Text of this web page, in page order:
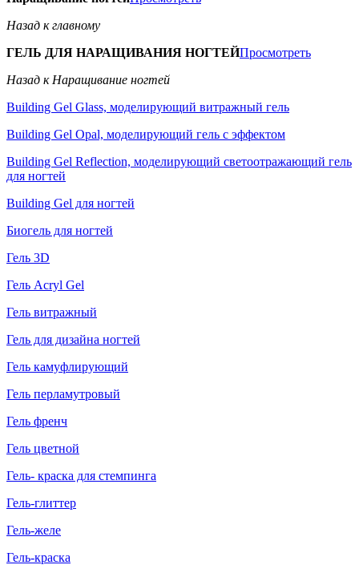
Назад к главному
ГЕЛЬ ДЛЯ НАРАЩИВАНИЯ НОГТЕЙПросмотреть
Назад к Наращивание ногтей
Building Gel Glass, моделирующий витражный гель
Building Gel Opal, моделирующий гель с эффектом
Building Gel Reflection, моделирующий светоотражающий гель
для ногтей
Building Gel для ногтей
Биогель для ногтей
Гель 3D
Гель Acryl Gel
Гель витражный
Гель для дизайна ногтей
Гель камуфлирующий
Гель перламутровый
Гель френч
Гель цветной
Гель- краска для стемпинга
Гель-глиттер
Гель-желе
Гель-краска